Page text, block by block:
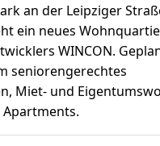
an der Leipziger
ein neues
WINCON.
seniorengerechtes
Miet- und